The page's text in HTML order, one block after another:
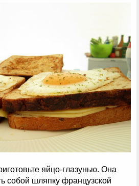
яйцо-глазунью. Она
собой шляпку французской